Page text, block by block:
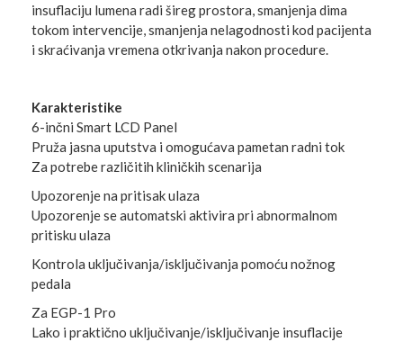
insuflaciju lumena radi šireg prostora, smanjenja dima
tokom intervencije, smanjenja nelagodnosti kod pacijenta
i skraćivanja vremena otkrivanja nakon procedure.
Karakteristike
6-inčni Smart LCD Panel
Pruža jasna uputstva i omogućava pametan radni tok
Za potrebe različitih kliničkih scenarija
Upozorenje na pritisak ulaza
Upozorenje se automatski aktivira pri abnormalnom
pritisku ulaza
Kontrola uključivanja/isključivanja pomoću nožnog
pedala
Za EGP-1 Pro
Lako i praktično uključivanje/isključivanje insuflacije